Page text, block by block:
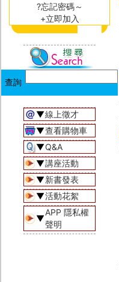
?忘記密碼～
+立即加入
▼線上徵才
▼查看購物車
▼Q&A
▼講座活動
▼新書發表
▼活動花絮
▼
APP 隱私權
聲明